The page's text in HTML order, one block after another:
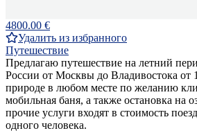
4800.00 €
Удалить из избранного
Путешествие
Предлагаю путешествие на летний
России от Москвы до Владивостока от
природе в любом месте по желанию
мобильная баня, а также остановка на
прочие услуги входят в стоимость
одного человека.